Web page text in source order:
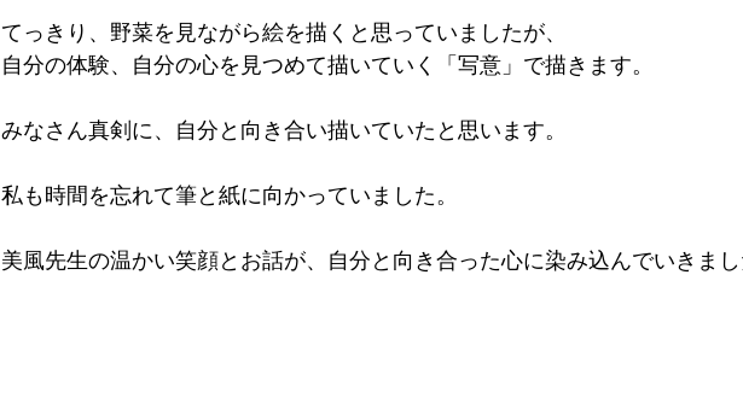
てっきり、野菜を見ながら絵を描くと思っていましたが、
自分の体験、自分の心を見つめて描いていく「写意」で描きます。
みなさん真剣に、自分と向き合い描いていたと思います。
私も時間を忘れて筆と紙に向かっていました。
美風先生の温かい笑顔とお話が、自分と向き合った心に染み込んでいきま